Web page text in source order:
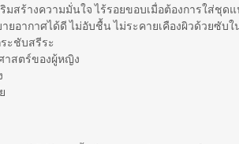
มสร้างความมั่นใจ ไร้รอยขอบเมื่อต้องการใส่ชุด
ยอากาศได้ดี ไม่อับชื้น ไม่ระคายเคืองผิวด้วยซับใ
ะชับสรีระ
าสตร์ของผู้หญิง